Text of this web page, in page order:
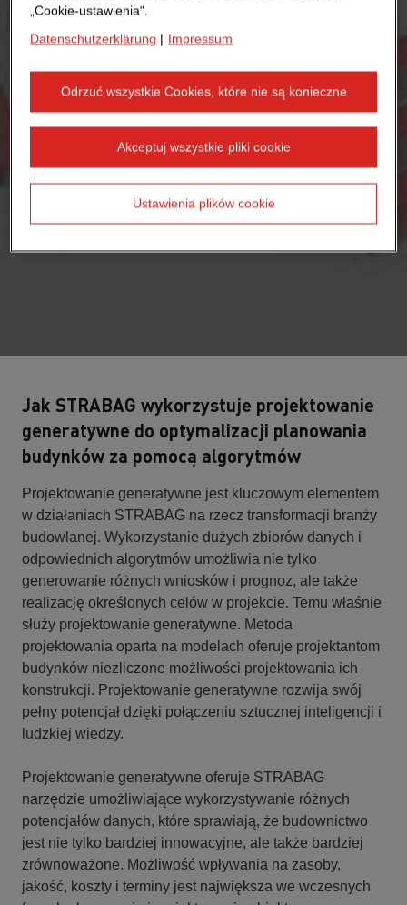
Jak STRABAG wykorzystuje projektowanie
generatywne do optymalizacji planowania
budynków za pomocą algorytmów
Projektowanie generatywne jest kluczowym elementem
w działaniach STRABAG na rzecz transformacji branży
budowlanej. Wykorzystanie dużych zbiorów danych i
odpowiednich algorytmów umożliwia nie tylko
generowanie różnych wniosków i prognoz, ale także
realizację określonych celów w projekcie. Temu właśnie
służy projektowanie generatywne. Metoda
projektowania oparta na modelach oferuje projektantom
budynków niezliczone możliwości projektowania ich
konstrukcji. Projektowanie generatywne rozwija swój
pełny potencjał dzięki połączeniu sztucznej inteligencji i
ludzkiej wiedzy.
Projektowanie generatywne oferuje STRABAG
narzędzie umożliwiające wykorzystywanie różnych
potencjałów danych, które sprawiają, że budownictwo
jest nie tylko bardziej innowacyjne, ale także bardziej
zrównoważone. Możliwość wpływania na zasoby,
jakość, koszty i terminy jest największa we wczesnych
„Cookie-ustawienia“.
Datenschutzerklärung | Impressum
Odrzuć wszystkie Cookies, które nie są konieczne
Akceptuj wszystkie pliki cookie
Ustawienia plików cookie